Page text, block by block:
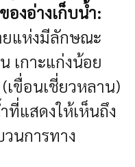
งอ่างเก็บน้ำ:
ยแห่งมีลักษณะ
เกาะแก่งน้อย
ขื่อนเชี่ยวหลาน)
ที่แสดงให้เห็นถึง
นการทาง